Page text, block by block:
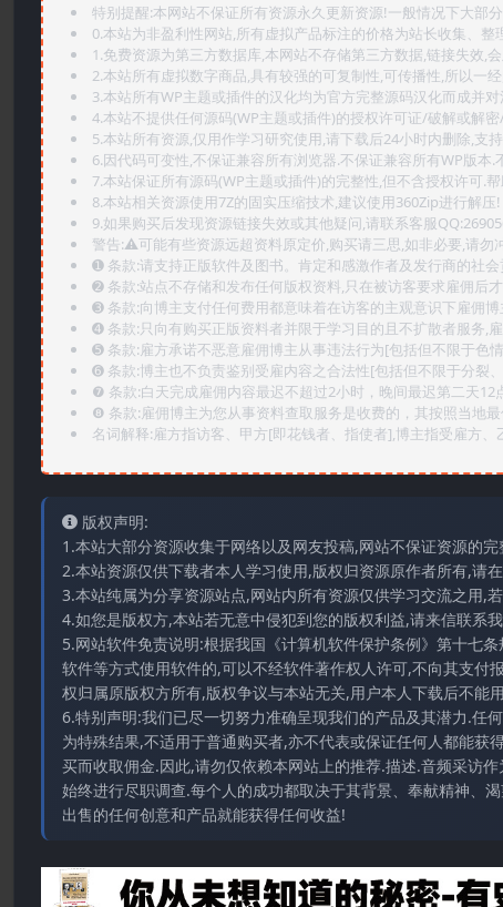
特别提醒:本网站不保证所有资源永久更新资源!一般情况下大部
0.本站为非盈利性网站,所有虚拟产品标注的价格为站长收集、
1.免费资源为第三方数据库,本网站不存储第三方数据,链接失效,
2.本站所有虚拟数字商品,具有较强的可复制性,可传播性,所以一
3.本站所有WP主题或插件的汉化均为官方完整源码汉化而成并
4.本站不提供任何源码(WP主题或插件)的授权许可证/破解或解
5.本站所有资源,仅用作学习研究使用,请下载后24小时内删除,支
6.因代码可变性,不保证兼容所有浏览器.不保证兼容所有WP版本
7.本站保证所有源码(WP主题或插件)的完整性,但不含授权许可.
8.本站相关资源使用7Z的固实压缩技术,建议使用360Zip进行解压!
9.如果购买后发现资源链接失效或其他疑问,请联系客服
警告:⚠️可能有些资源远超资料原定价,购买请三思,如非必要,请勿
➊️ 条款:请支持正版软件及图书。肯定和感激作者及发行商的社会
➋️ 条款:站点不存储和发布任何版权资料,只在被访客要求雇佣后
➌️ 条款:向博主支付任何费用都意味着在访客的主观意识下雇佣
➍️ 条款:只向有购买正版资料者并限于学习目的且不扩散者服务,
➎ 条款:雇方承诺不恶意雇佣博主从事违法行为[包括但不限于色
➏️ 条款:博主也不负责鉴别受雇内容之合法性[包括但不限于分裂
❼ 条款:白天完成雇佣内容最迟不超过2小时，晚间最迟第二天12
❽ 条款:雇佣博主为您从事资料查取服务是收费的，其按照当地
名词解释:雇方指访客、甲方[即花钱者、指使者],博主指受雇方、
版权声明:
1.本站大部分资源收集于网络以及网友投稿,网站不保证资源的完
2.本站资源仅供下载者本人学习使用,版权归资源原作者所有,请
3.本站纯属为分享资源站点,网站内所有资源仅供学习交流之用,
4.如您是版权方,本站若无意中侵犯到您的版权利益,请来信联系
5.网站软件免责说明:根据我国《计算机软件保护条例》第十七
软件等方式使用软件的,可以不经软件著作权人许可,不向其支付
权归属原版权方所有,版权争议与本站无关,用户本人下载后不
6.特别声明:我们已尽一切努力准确呈现我们的产品及其潜力.任
为特殊结果,不适用于普通购买者,亦不代表或保证任何人都能
买而收取佣金.因此,请勿仅依赖本网站上的推荐.描述.音频采访
始终进行尽职调查.每个人的成功都取决于其背景、奉献精神、
出售的任何创意和产品就能获得任何收益!